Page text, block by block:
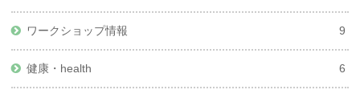
ワークショップ情報 9
健康・health 6